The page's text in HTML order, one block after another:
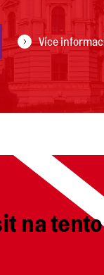
Více
na